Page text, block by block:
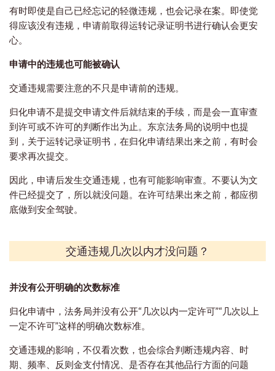
有时即使是自己已经忘记的轻微违规，也会记录在案。即使觉
得应该没有违规，申请前取得运转记录证明书进行确认会更安
心。
申请中的违规也可能被确认
交通违规需要注意的不只是申请前的违规。
归化申请不是提交申请文件后就结束的手续，而是会一直审查
到许可或不许可的判断作出为止。东京法务局的说明中也提
到，关于运转记录证明书，在归化申请结果出来之前，有时会
要求再次提交。
因此，申请后发生交通违规，也有可能影响审查。不要认为文
件已经提交了，所以就没问题。在许可结果出来之前，都应彻
底做到安全驾驶。
交通违规几次以内才没问题？
并没有公开明确的次数标准
归化申请中， 法务局并没有公开“几次以内一定许可”“几次以上
一定不许可”这样的明确次数标准。
交通违规的影响，不仅看次数，也会综合判断违规内容、时
期、频率、反则金支付情况、是否存在其他品行方面的问题